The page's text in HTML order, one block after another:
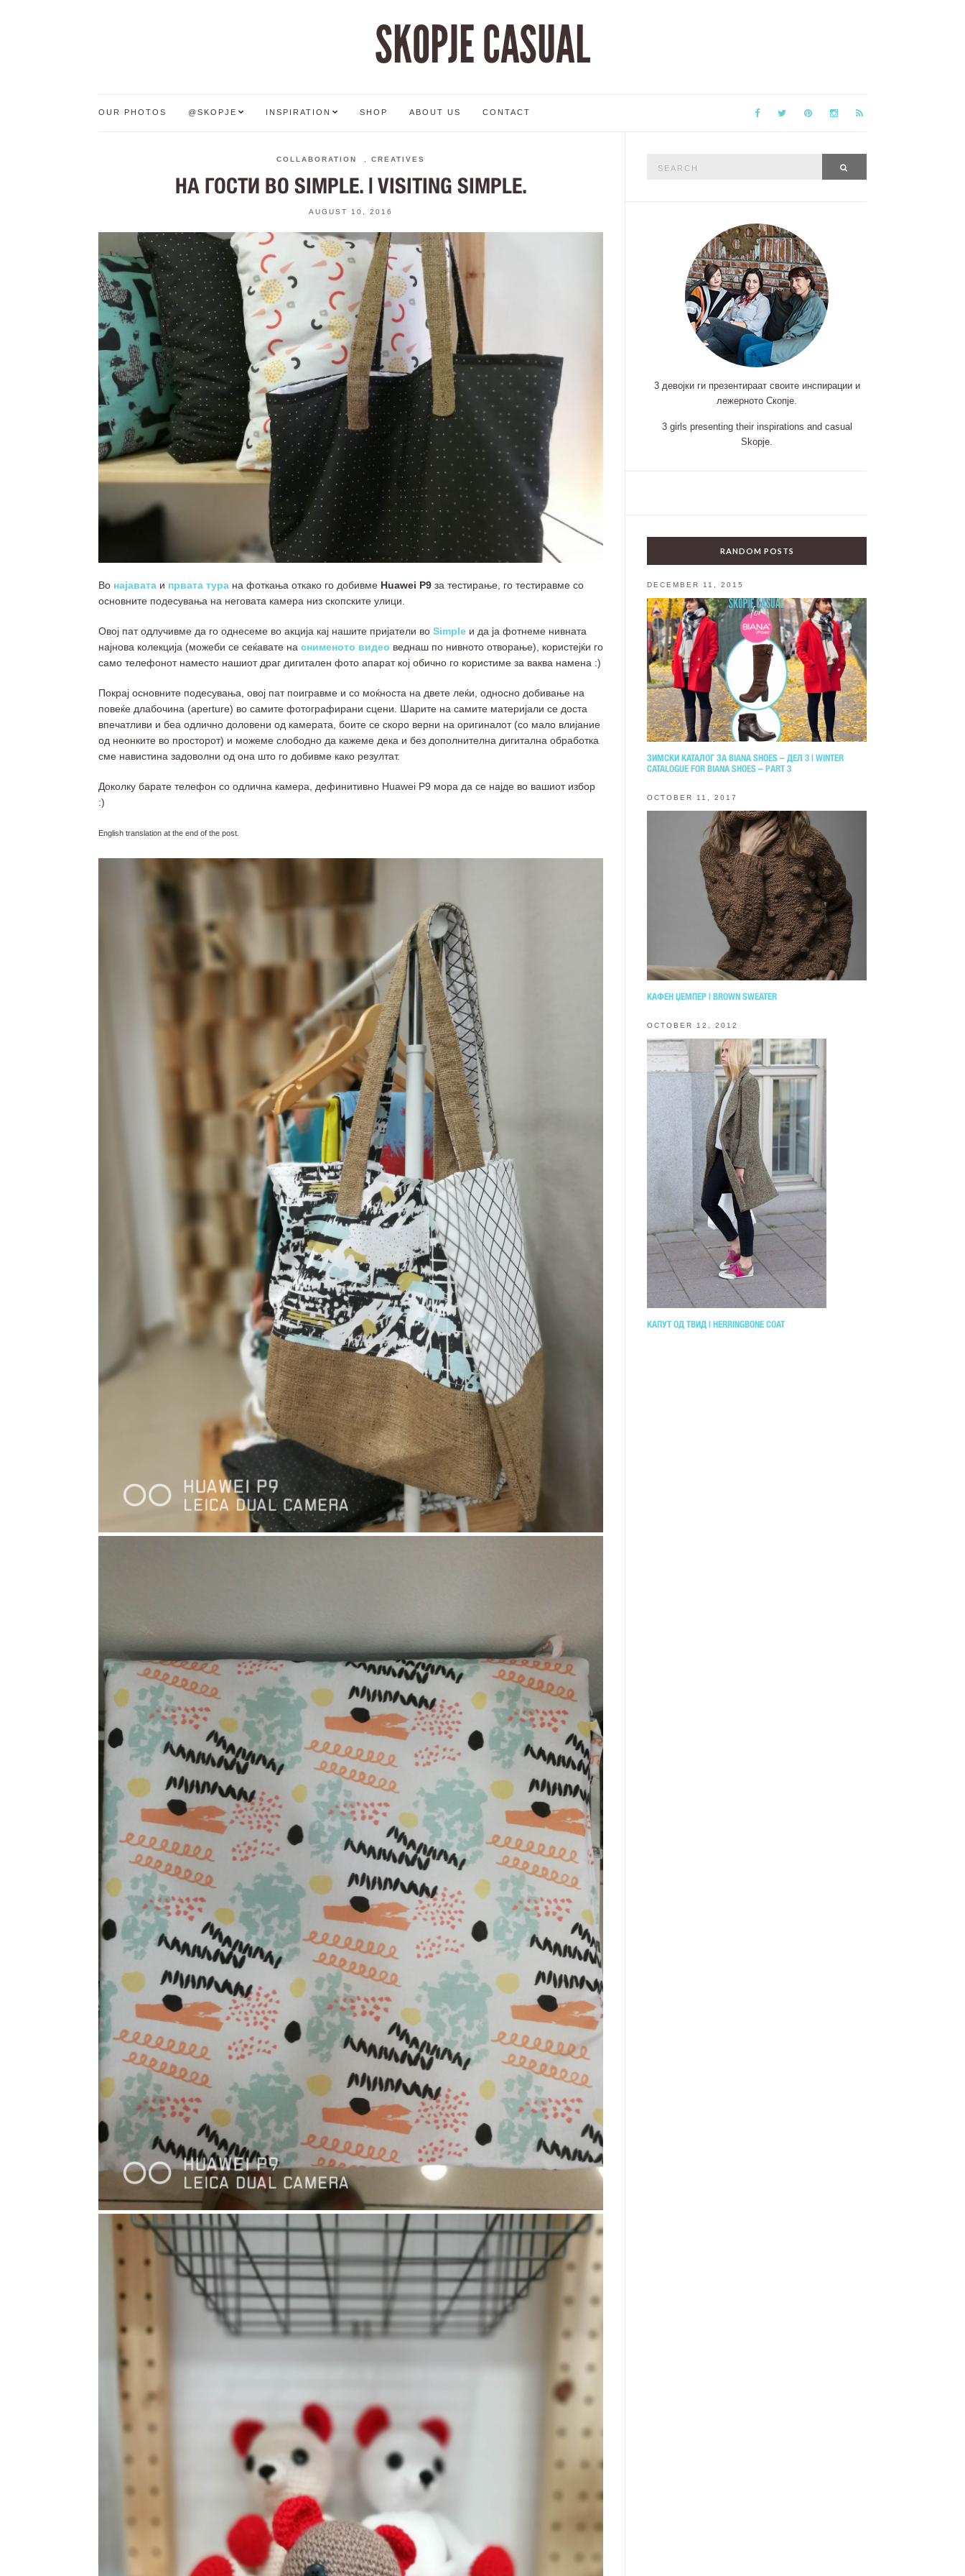
SKOPJE CASUAL
OUR PHOTOS @SKOPJE INSPIRATION SHOP ABOUT US CONTACT
COLLABORATION ,CREATIVES
НА ГОСТИ ВО SIMPLE. | VISITING SIMPLE.
AUGUST 10, 2016
Во најавата и првата тура на фоткања откако го добивме Huawei P9 за тестирање, го тестиравме со
основните подесувања на неговата камера низ скопските улици.
Овој пат одлучивме да го однесеме во акција кај нашите пријатели во Simple и да ја фотнеме нивната
најнова колекција (можеби се сеќавате на снименото видео веднаш по нивното отворање), користејќи го
само телефонот наместо нашиот драг дигитален фото апарат кој обично го користиме за ваква намена :)
Покрај основните подесувања, овој пат поигравме и со моќноста на двете леќи, односно добивање на
повеќе длабочина (aperture) во самите фотографирани сцени. Шарите на самите материјали се доста
впечатливи и беа одлично доловени од камерата, боите се скоро верни на оригиналот (со мало влијание
од неонките во просторот) и можеме слободно да кажеме дека и без дополнителна дигитална обработка
сме навистина задоволни од она што го добивме како резултат.
Доколку барате телефон со одлична камера, дефинитивно Huawei P9 мора да се најде во вашиот избор
:)
English translation at the end of the post.
3 девојки ги презентираат своите инспирации и
лежерното Скопје.
3 girls presenting their inspirations and casual
Skopje.
RANDOM POSTS
DECEMBER 11, 2015
ЗИМСКИ КАТАЛОГ ЗА BIANA SHOES – ДЕЛ 3 | WINTER
CATALOGUE FOR BIANA SHOES – PART 3
OCTOBER 11, 2017
КАФЕН ЏЕМПЕР | BROWN SWEATER
OCTOBER 12, 2012
КАПУТ ОД ТВИД | HERRINGBONE COAT